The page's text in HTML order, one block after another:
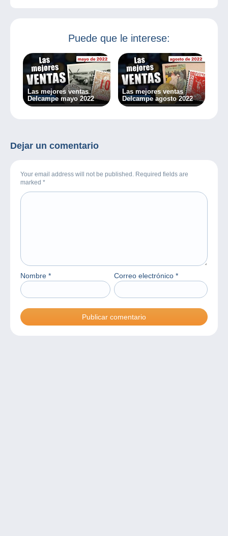
Puede que le interese:
Las mejores ventas
Delcampe mayo 2022
Las mejores ventas
Delcampe agosto 2022
Dejar un comentario
Your email address will not be published. Required fields are
marked *
Nombre * Correo electrónico *